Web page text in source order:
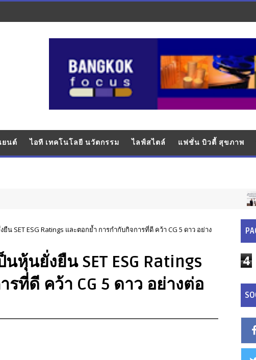
ยนต์ ไอที เทคโนโลยี นวัตกรรม ไลฟ์สไตล์ แฟชั่น บิวตี้ สุขภาพ
อุ
น SET ESG Ratings และตอกย้ำ การกำกับกิจการที่ดี คว้า CG 5 ดาว อย่าง
หุ้นยั่งยืน SET ESG Ratings
ที่ดี คว้า CG 5 ดาว อย่างต่อ
4